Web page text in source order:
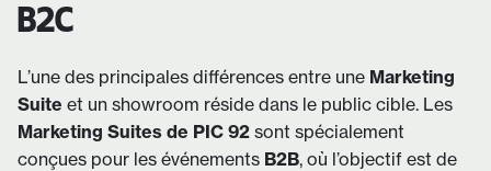
B2C
L’une des principales différences entre une Marketing
Suite et un showroom réside dans le public cible. Les
Marketing Suites de PIC 92 sont spécialement
conçues pour les événements B2B, où l’objectif est de